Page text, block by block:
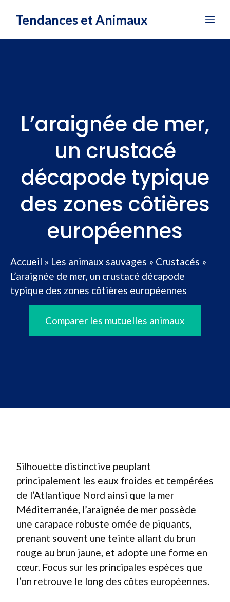
Tendances et Animaux
L’araignée de mer,
un crustacé
décapode typique
des zones côtières
européennes
Accueil » Les animaux sauvages » Crustacés »
L’araignée de mer, un crustacé décapode
typique des zones côtières européennes
Comparer les mutuelles animaux
Silhouette distinctive peuplant
principalement les eaux froides et tempérées
de l’Atlantique Nord ainsi que la mer
Méditerranée, l’araignée de mer possède
une carapace robuste ornée de piquants,
prenant souvent une teinte allant du brun
rouge au brun jaune, et adopte une forme en
cœur. Focus sur les principales espèces que
l’on retrouve le long des côtes européennes.